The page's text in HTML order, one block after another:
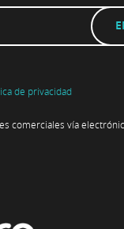
de privacidad
comerciales vía